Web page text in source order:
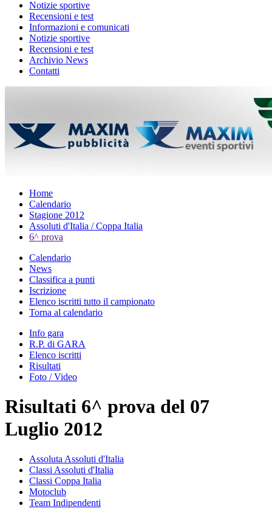
Notizie sportive
Recensioni e test
Informazioni e comunicati
Notizie sportive
Recensioni e test
Archivio News
Contatti
Home
Calendario
Stagione 2012
Assoluti d'Italia / Coppa Italia
6^ prova
Calendario
News
Classifica a punti
Iscrizione
Elenco iscritti tutto il campionato
Torna al calendario
Info gara
R.P. di GARA
Elenco iscritti
Risultati
Foto / Video
Risultati 6^ prova del 07
Luglio 2012
Assoluta Assoluti d'Italia
Classi Assoluti d'Italia
Classi Coppa Italia
Motoclub
Team Indipendenti